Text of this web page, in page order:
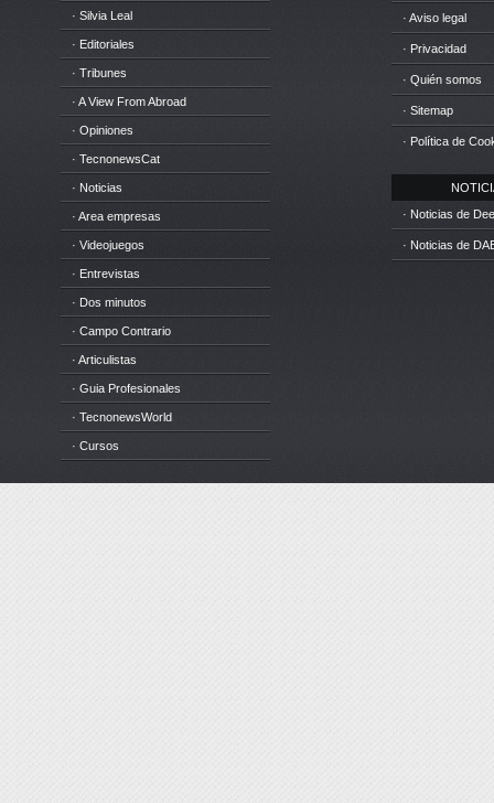
· Silvia Leal
· Editoriales
· Tribunes
· A View From Abroad
· Opiniones
· TecnonewsCat
· Noticias
· Area empresas
· Videojuegos
· Entrevistas
· Dos minutos
· Campo Contrario
· Articulistas
· Guia Profesionales
· TecnonewsWorld
· Cursos
· Aviso legal
· Privacidad
· Quién somos
· Sitemap
· Política de
· Noticias de
· Noticias de